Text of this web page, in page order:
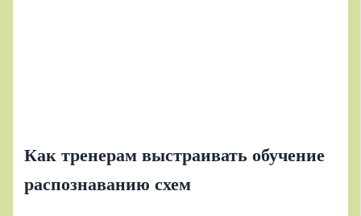
Как тренерам выстраивать обучение
распознаванию схем